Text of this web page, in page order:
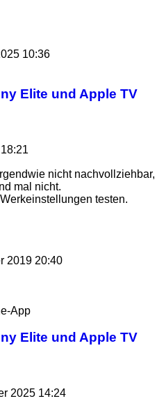
10:36
Elite und Apple TV
nicht nachvollziehbar,
mal nicht.
testen.
2019 20:40
App
Elite und Apple TV
2025 14:24